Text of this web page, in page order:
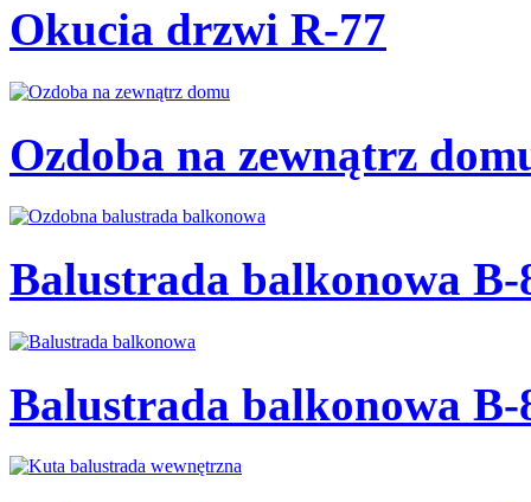
Okucia drzwi R-77
Ozdoba na zewnątrz
Balustrada balkonowa B-
Balustrada balkonowa B-